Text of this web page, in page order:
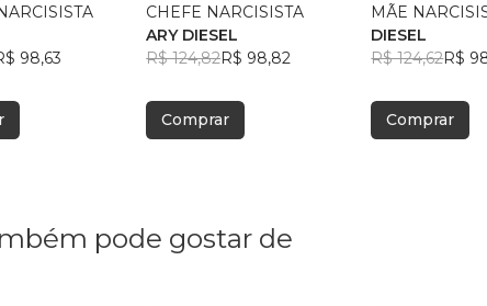
98,63
CHEFE NARCISISTA
ARY DIESEL
R$ 124,82R$ 98,82
Comprar
MÃE
DIESEL
R$ 124,62R$
Comprar
pode gostar de